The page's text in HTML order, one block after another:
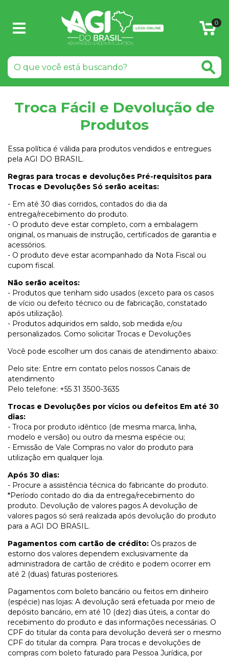
0
Troca Fácil e Devolução de
Produtos
Essa política é válida para produtos vendidos e entregues
pela AGI DO BRASIL.
Regras para trocas e devoluções Pré-requisitos para
Trocas e Devoluções Só serão aceitas:
- Em até 30 dias corridos, contados do dia da
entrega/recebimento do produto.
- O produto deve estar completo, com a embalagem
original, os manuais de instrução, certificados de garantia e
acessórios.
- O produto deve estar acompanhado da Nota Fiscal ou
cupom fiscal.
Não serão aceitos:
- Produtos que tenham sido usados (exceto para os casos
de vício ou defeito técnico ou de fabricação, constatado
após utilização).
- Produtos adquiridos em saldo, sob medida e/ou
personalizados. Como solicitar Trocas e Devoluções
Você pode escolher um dos canais de atendimento abaixo:
Pelo site: Entre em contato pelos nossos Canais de
atendimento
Pelo telefone: +55 31 3500-3635
Trocas e Devoluções por vícios ou defeitos Em até 30
dias:
- Troca por produto idêntico (de mesma marca, linha,
modelo e versão) ou outro da mesma espécie ou;
- Emissão de Vale Compras no valor do produto para
utilização em qualquer loja.
Após 30 dias:
- Procure a assistência técnica do fabricante do produto.
*Período contado do dia da entrega/recebimento do
produto. Devolução de valores pagos A devolução de
valores pagos só será realizada após devolução do produto
para a AGI DO BRASIL.
Pagamentos com cartão de crédito: Os prazos de
estorno dos valores dependem exclusivamente da
administradora de cartão de crédito e podem ocorrer em
até 2 (duas) faturas posteriores.
Pagamentos com boleto bancário ou feitos em dinheiro
(espécie) nas lojas: A devolução será efetuada por meio de
depósito bancário, em até 10 (dez) dias úteis, a contar do
recebimento do produto e das informações necessárias. O
CPF do titular da conta para devolução deverá ser o mesmo
CPF do titular da compra. Para trocas e devoluções de
compras com boleto faturado para Pessoa Jurídica, por